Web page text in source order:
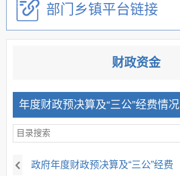
部门乡镇平台链接
财政资金
年度财政预决算及“三公”经费情况
政府年度财政预决算及“三公”经费